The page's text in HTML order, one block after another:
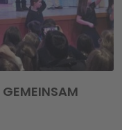
GEMEINSAM